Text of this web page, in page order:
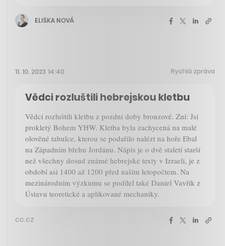
ELIŠKA NOVÁ
11. 10. 2023 14:40 Rychlá zpráva
Vědci rozluštili hebrejskou kletbu
Vědci rozluštili kletbu z pozdní doby bronzové. Zní: Jsi
prokletý Bohem YHW. Kletba byla zachycená na malé
olověné tabulce, kterou se podařilo nalézt na hoře Ebal
na Západním břehu Jordánu. Nápis je o dvě staletí starší
než všechny dosud známé hebrejské texty v Izraeli, je z
období asi 1400 až 1200 před naším letopočtem. Na
mezinárodním výzkumu se podílel také Daniel Vavřík z
Ústavu teoretické a aplikované mechaniky.
cc.cz